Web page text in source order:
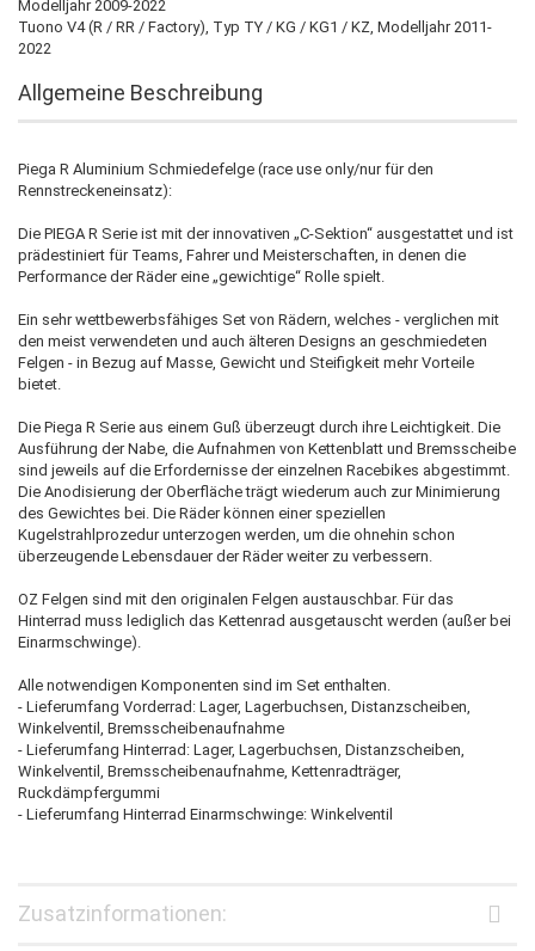
Modelljahr 2009-2022
Tuono V4 (R / RR / Factory), Typ TY / KG / KG1 / KZ, Modelljahr 2011-
2022
Allgemeine Beschreibung
Piega R Aluminium Schmiedefelge (race use only/nur für den
Rennstreckeneinsatz):
Die PIEGA R Serie ist mit der innovativen „C-Sektion“ ausgestattet und ist
prädestiniert für Teams, Fahrer und Meisterschaften, in denen die
Performance der Räder eine „gewichtige“ Rolle spielt.
Ein sehr wettbewerbsfähiges Set von Rädern, welches - verglichen mit
den meist verwendeten und auch älteren Designs an geschmiedeten
Felgen - in Bezug auf Masse, Gewicht und Steifigkeit mehr Vorteile
bietet.
Die Piega R Serie aus einem Guß überzeugt durch ihre Leichtigkeit. Die
Ausführung der Nabe, die Aufnahmen von Kettenblatt und Bremsscheibe
sind jeweils auf die Erfordernisse der einzelnen Racebikes abgestimmt.
Die Anodisierung der Oberfläche trägt wiederum auch zur Minimierung
des Gewichtes bei. Die Räder können einer speziellen
Kugelstrahlprozedur unterzogen werden, um die ohnehin schon
überzeugende Lebensdauer der Räder weiter zu verbessern.
OZ Felgen sind mit den originalen Felgen austauschbar. Für das
Hinterrad muss lediglich das Kettenrad ausgetauscht werden (außer bei
Einarmschwinge).
Alle notwendigen Komponenten sind im Set enthalten.
- Lieferumfang Vorderrad: Lager, Lagerbuchsen, Distanzscheiben,
Winkelventil, Bremsscheibenaufnahme
- Lieferumfang Hinterrad: Lager, Lagerbuchsen, Distanzscheiben,
Winkelventil, Bremsscheibenaufnahme, Kettenradträger,
Ruckdämpfergummi
- Lieferumfang Hinterrad Einarmschwinge: Winkelventil
Zusatzinformationen: